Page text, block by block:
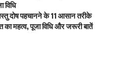
विधि
दोष पहचानने के 11 आसान तरीके
महत्व, पूजा विधि और जरूरी बातें